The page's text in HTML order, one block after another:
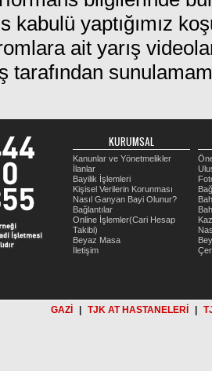
kabulü yaptığımız
ait yarış
tarafından
KURUMSAL
Kanunlar ve Yönetmelikler
İlanlar
Bayilik İşlemleri
Kişisel Verilerin Korunması
Nasıl Ganyan Bayi Olunur?
Bağlantılar
Online İşlemler(Cari Hesap
Takibi)
Beyaz Masa
İletişim
GAZİ TJK AT HASTANELERİ